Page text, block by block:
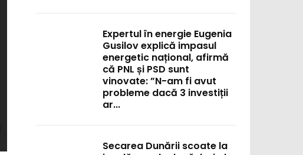
Expertul în energie Eugenia
Gusilov explică impasul
energetic național, afirmă
că PNL și PSD sunt
vinovate: ”N-am fi avut
probleme dacă 3 investiții
ar...
Secarea Dunării scoate la